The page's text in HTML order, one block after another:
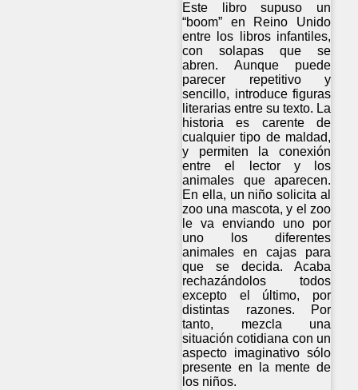
Este libro supuso un
“boom” en Reino Unido
entre los libros infantiles,
con solapas que se
abren. Aunque puede
parecer repetitivo y
sencillo, introduce figuras
literarias entre su texto. La
historia es carente de
cualquier tipo de maldad,
y permiten la conexión
entre el lector y los
animales que aparecen.
En ella, un niño solicita al
zoo una mascota, y el zoo
le va enviando uno por
uno los diferentes
animales en cajas para
que se decida. Acaba
rechazándolos todos
excepto el último, por
distintas razones. Por
tanto, mezcla una
situación cotidiana con un
aspecto imaginativo sólo
presente en la mente de
los niños.